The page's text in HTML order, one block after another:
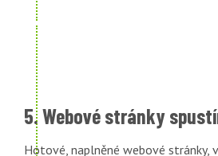
5. Webové stránky
Hotové, naplněné webové stránky,